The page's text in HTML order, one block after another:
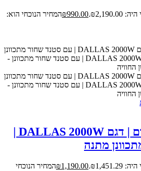
₪990.00
המחיר הנוכחי הוא:
מתנה
₪1,190.00
המחיר הנוכחי